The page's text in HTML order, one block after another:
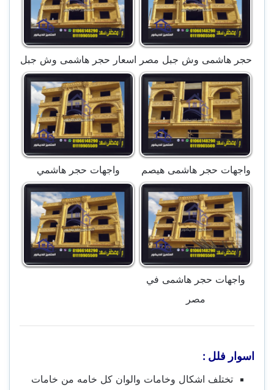
حجر هاشمى وش جبل مصر اسعار حجر هاشمى وش جبل
واجهات حجر هاشمى هيصم واجهات حجر هاشمي
واجهات حجر هاشمى في
مصر
اسوار فلل :
تختلف اشكال وخامات والوان كل خامه من خامات